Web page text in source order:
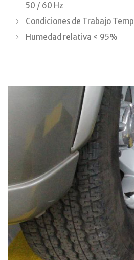
50 / 60 Hz
Condiciones de Trabajo
Humedad relativa < 95%